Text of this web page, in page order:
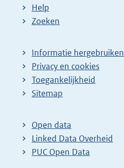
Help
Zoeken
Informatie hergebruiken
Privacy en cookies
Toegankelijkheid
Sitemap
Open data
Linked Data Overheid
PUC Open Data